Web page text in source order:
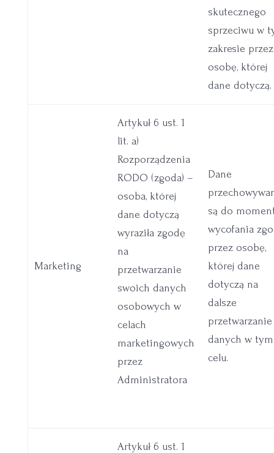
skutecznego
sprzeciwu w
zakresie przez
osobę, której
dane dotyczą.
Marketing
Artykuł 6 ust. 1
lit. a)
Rozporządzenia
RODO (zgoda) –
osoba, której
dane dotyczą
wyraziła zgodę
na
przetwarzanie
swoich danych
osobowych w
celach
marketingowych
przez
Administratora
Dane
są do
wycofania
przez osobę,
której dane
dotyczą na
dalsze
przetwarzanie
danych w tym
celu.
Artykuł 6 ust. 1